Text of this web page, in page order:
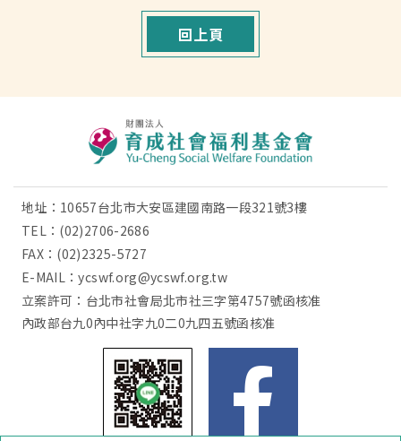
回上頁
地址：10657台北市大安區建國南路一段321號3樓
TEL： (02)2706-2686
FAX：(02)2325-5727
E-MAIL：ycswf.org@ycswf.org.tw
立案許可：台北市社會局北市社三字第4757號函核准
內政部台九0內中社字九0二0九四五號函核准